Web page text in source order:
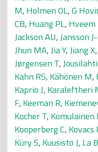
M, Holmen OL,G
CB, Huang PL, Hveem
Jackson AU,Jansson
Jhun MA,Jia Y,Jiang X,
Jørgensen T,
Kahn RS, Kähönen M,
Kaprio J, Karaleftheri
F, Keeman R,
Kocher T, Komulainen
Kooperberg C, Kovacs
Küry S, Kuusisto J, La